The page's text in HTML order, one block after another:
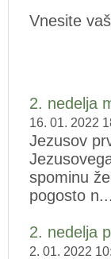
Vnesite
2. nedelja
16. 01. 2022
Jezusov
spominu
pogosto
2. nedelja
2. 01. 2022